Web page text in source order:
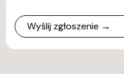
Wyślij zgłoszenie →